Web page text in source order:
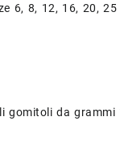
6, 8, 12, 16, 20, 25
gomitoli da grammi